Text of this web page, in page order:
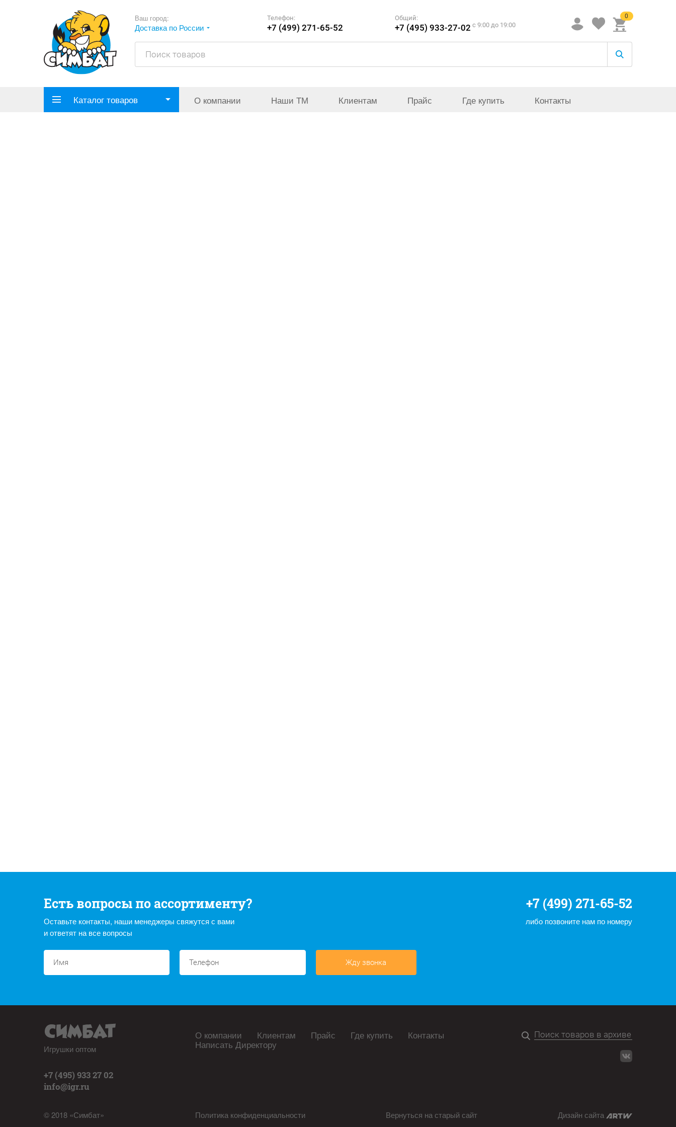
Ваш город:
Доставка по России
Телефон:
+7 (499) 271-65-52
Общий:
+7 (495) 933-27-02 c 9:00 до 19:00
0
Каталог товаров О компании Наши ТМ Клиентам Прайс Где купить Контакты
Есть вопросы по ассортименту?
Оставьте контакты, наши менеджеры свяжутся с вами
и ответят на все вопросы
+7 (499) 271-65-52
либо позвоните нам по номеру
Жду звонка
Игрушки оптом
+7 (495) 933 27 02
info@igr.ru
© 2018 «Симбат»
О компании Клиентам Прайс Где купить Контакты
Написать Директору
Политика конфиденциальности Вернуться на старый сайт Дизайн сайта